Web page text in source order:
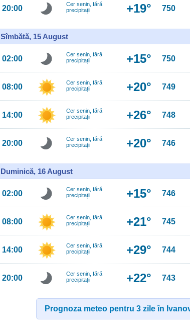
20:00
Cer senin, fără
precipitații
+19° 750
Sîmbătă, 15 August
02:00
Cer senin, fără
precipitații
+15° 750
08:00
Cer senin, fără
precipitații
+20° 749
14:00
Cer senin, fără
precipitații
+26° 748
20:00
Cer senin, fără
precipitații
+20° 746
Duminică, 16 August
02:00
Cer senin, fără
precipitații
+15° 746
08:00
Cer senin, fără
precipitații
+21° 745
14:00
Cer senin, fără
precipitații
+29° 744
20:00
Cer senin, fără
precipitații
+22° 743
Prognoza meteo pentru 3 zile în